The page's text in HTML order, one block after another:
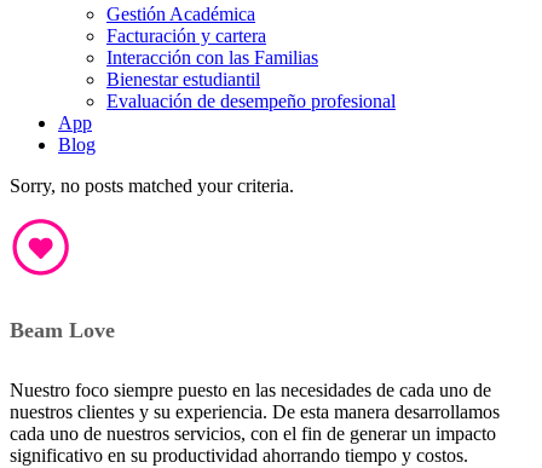
Gestión Académica
Facturación y cartera
Interacción con las Familias
Bienestar estudiantil
Evaluación de desempeño profesional
App
Blog
Sorry, no posts matched your criteria.
Beam Love
Nuestro foco siempre puesto en las necesidades de cada uno de
nuestros clientes y su experiencia. De esta manera desarrollamos
cada uno de nuestros servicios, con el fin de generar un impacto
significativo en su productividad ahorrando tiempo y costos.